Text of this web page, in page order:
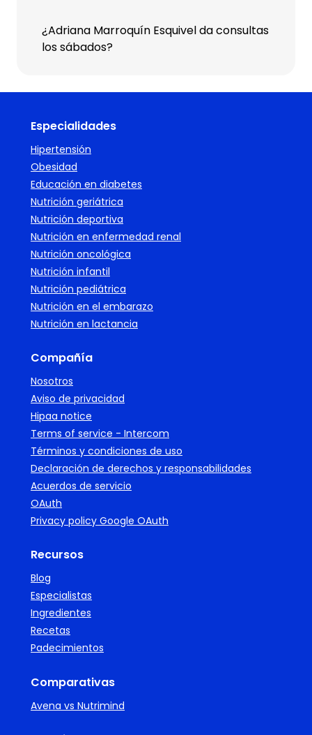
¿Adriana Marroquín Esquivel da consultas
los sábados?
Especialidades
Hipertensión
Obesidad
Educación en diabetes
Nutrición geriátrica
Nutrición deportiva
Nutrición en enfermedad renal
Nutrición oncológica
Nutrición infantil
Nutrición pediátrica
Nutrición en el embarazo
Nutrición en lactancia
Compañía
Nosotros
Aviso de privacidad
Hipaa notice
Terms of service - Intercom
Términos y condiciones de uso
Declaración de derechos y responsabilidades
Acuerdos de servicio
OAuth
Privacy policy Google OAuth
Recursos
Blog
Especialistas
Ingredientes
Recetas
Padecimientos
Comparativas
Avena vs Nutrimind